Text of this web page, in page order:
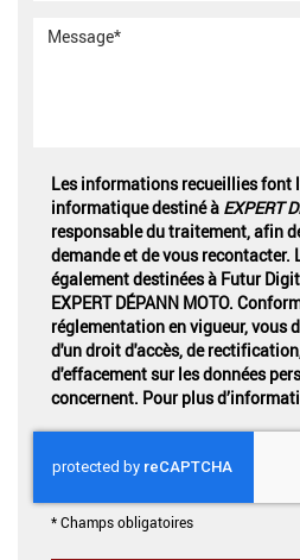
Les informations recueillies font
informatique destiné àEXPERT
responsable du traitement, afin
demande et de vous recontacter.
également destinées à Futur
EXPERT DÉPANN MOTO.
réglementation en vigueur, vous
d'un droit d'accès, de
d'effacement sur les données
concernent. Pour plus
*Champs obligatoires